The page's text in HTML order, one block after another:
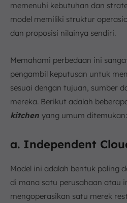
memenuhi kebutuhan dan
model memiliki struktur
dan proposisi nilainya sendiri.
Memahami perbedaan ini
pengambil keputusan untuk
sesuai dengan tujuan, sumber
mereka. Berikut adalah
kitchen yang umum ditemukan:
a. Independent
Model ini adalah bentuk paling
di mana satu perusahaan atau
mengoperasikan satu merek